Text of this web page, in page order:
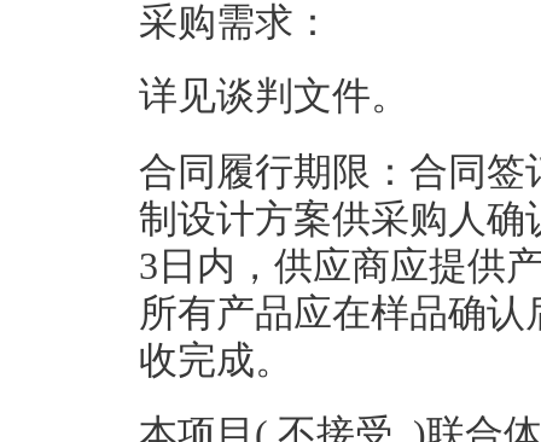
采购需求：
详见谈判文件。
合同履行期限：合同
制设计方案供采购人
3日内，供应商应提供
所有产品应在样品确
收完成。